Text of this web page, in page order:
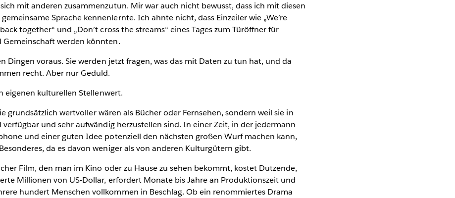
mit anderen zusammenzutun. Mir war auch nicht bewusst, dass ich mit diesen
Sprache kennenlernte. Ich ahnte nicht, dass Einzeiler wie „We’re
together“ und „Don’t cross the streams“ eines Tages zum Türöffner für
Gemeinschaft werden könnten.
Dingen voraus. Sie werden jetzt fragen, was das mit Daten zu tun hat, und da
recht. Aber nur Geduld.
eigenen kulturellen Stellenwert.
grundsätzlich wertvoller wären als Bücher oder Fernsehen, sondern weil sie in
verfügbar und sehr aufwändig herzustellen sind. In einer Zeit, in der jedermann
und einer guten Idee potenziell den nächsten großen Wurf machen kann,
da es davon weniger als von anderen Kulturgütern gibt.
Film, den man im Kino oder zu Hause zu sehen bekommt, kostet Dutzende,
Millionen von US-Dollar, erfordert Monate bis Jahre an Produktionszeit und
hundert Menschen vollkommen in Beschlag. Ob ein renommiertes Drama